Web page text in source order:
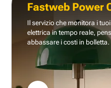
Fastweb Power
Il servizio che monitora i
elettrica in tempo reale,
abbassare i costi in bolletta.